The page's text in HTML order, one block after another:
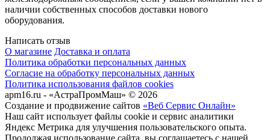
наличии собственных способов доставки нового
оборудования.
Написать отзыв
О магазине Доставка и оплата
Политика обработки персональных данных
Согласие на обработку персональных данных
Политика использования файлов cookies
apm16.ru - «АстраПромМаш» © 2026
Создание и продвижение сайтов «Веб Сервис Онлайн»
Наш сайт использует файлы cookie и сервис аналитики
Яндекс Метрика для улучшения пользовательского опыта.